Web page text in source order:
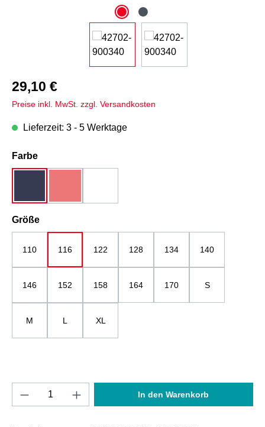
29,10 €
Preise inkl. MwSt. zzgl. Versandkosten
Lieferzeit: 3 - 5 Werktage
Farbeauswählen
Größeauswählen
110 116 122 128 134 140
146 152 158 164 170 S
M L XL
Produkt Anzahl: Gib den gewünschten
In den Warenkorb